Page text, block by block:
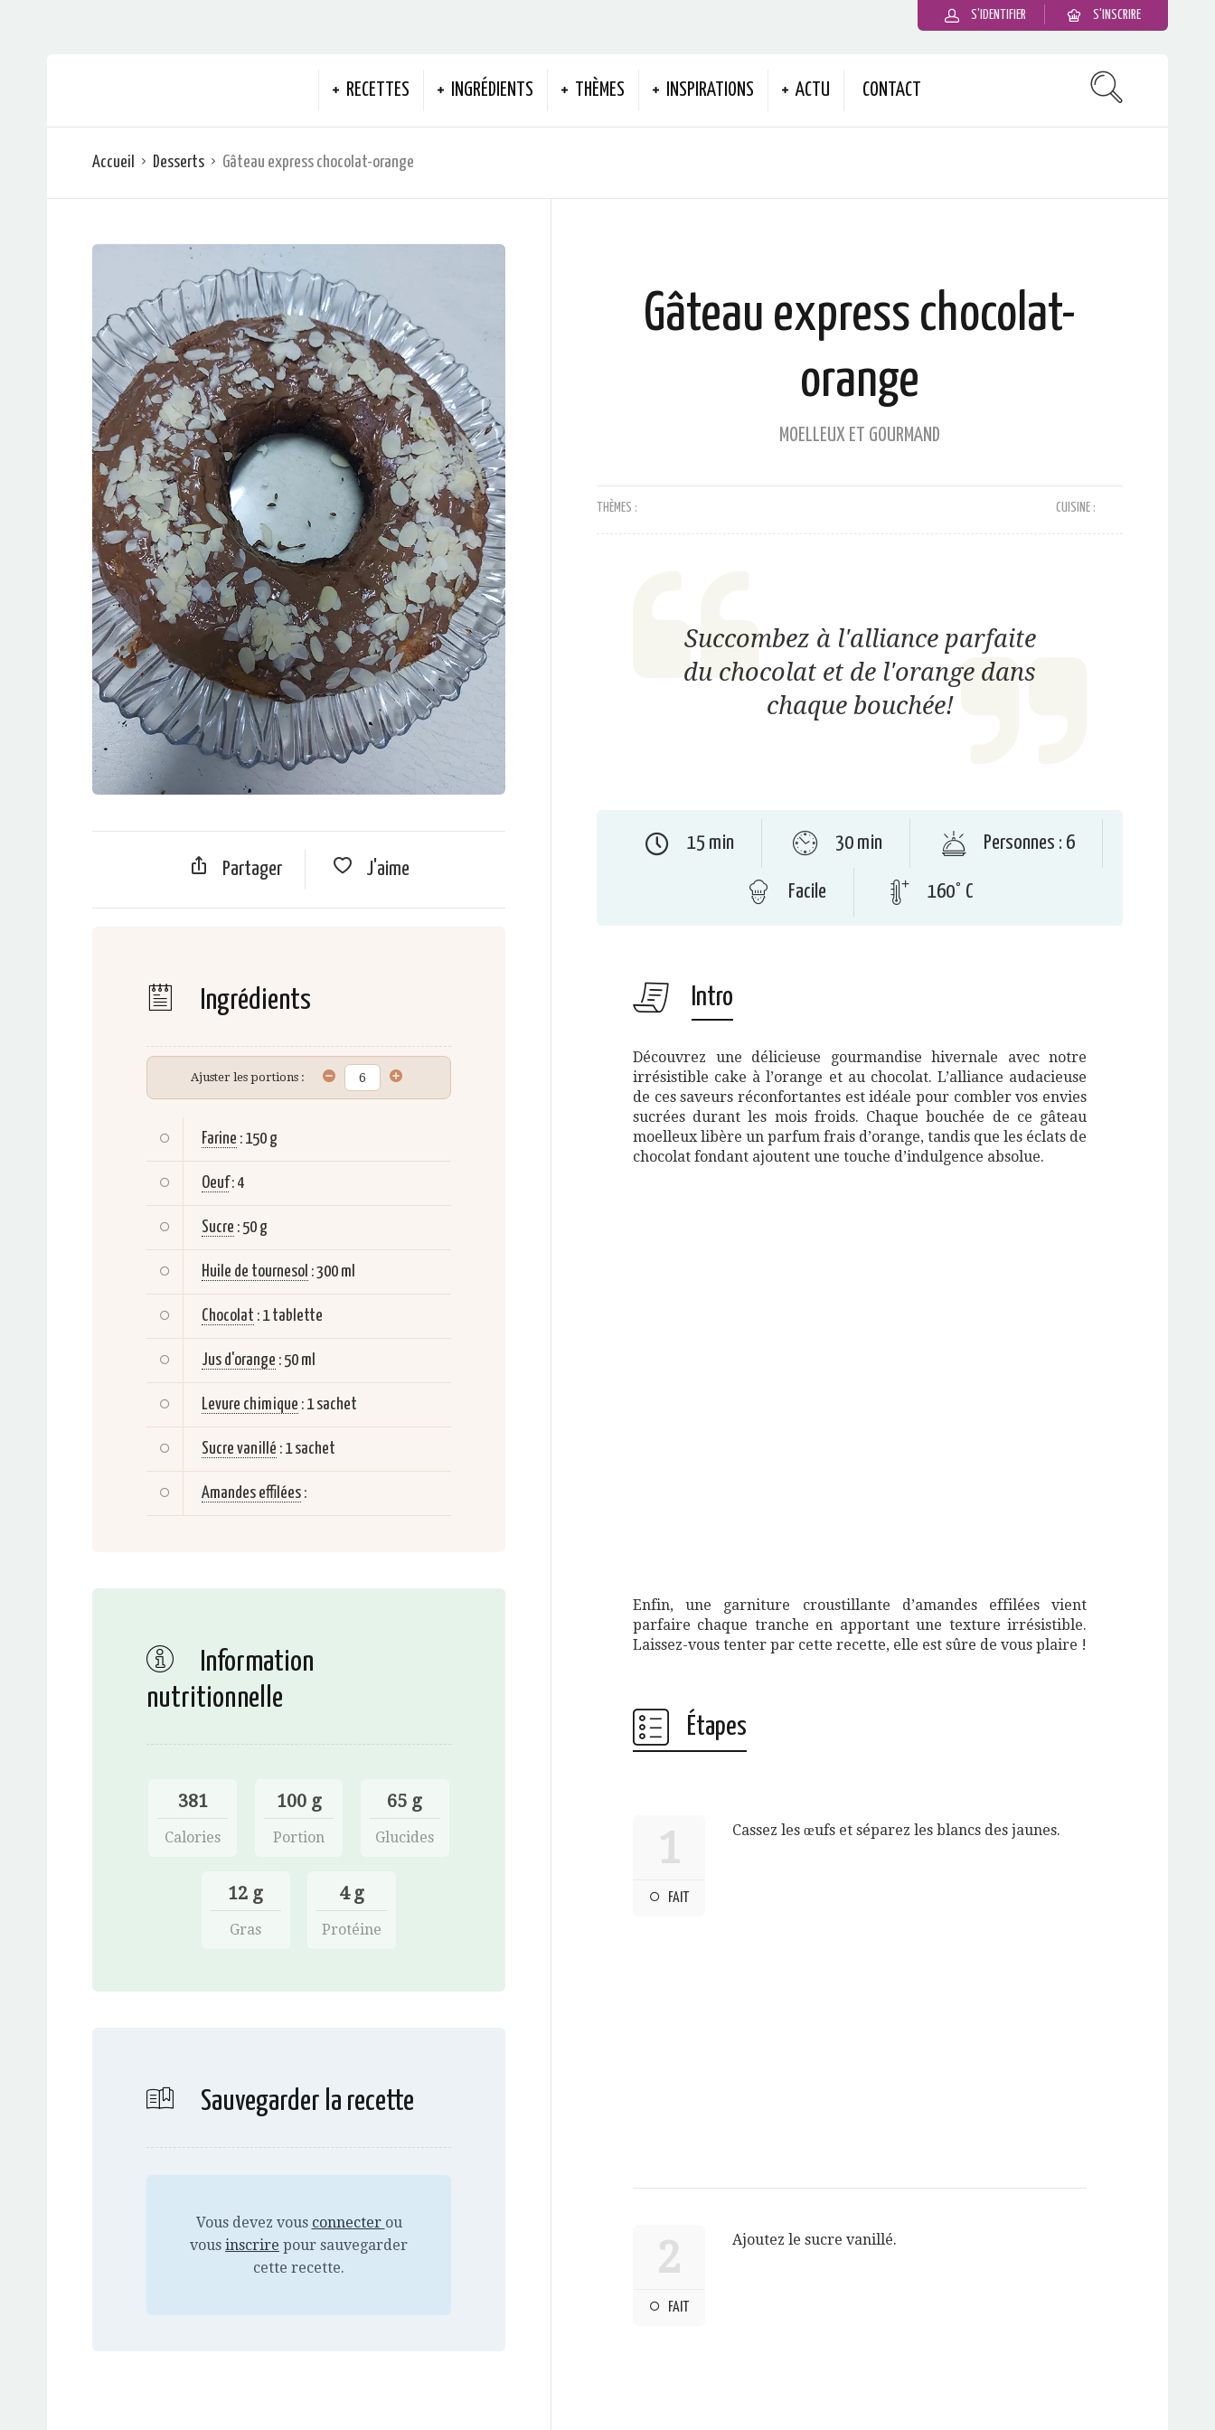
S'IDENTIFIER S'INSCRIRE
RECETTES INGRÉDIENTS THÈMES INSPIRATIONS ACTU CONTACT
Accueil Desserts Gâteau express chocolat-orange
Partager J'aime
Ingrédients
Ajuster les portions :
Farine : 150 g
Oeuf : 4
Sucre : 50 g
Huile de tournesol :300 ml
Chocolat : 1 tablette
Jus d'orange : 50 ml
Levure chimique : 1 sachet
Sucre vanillé : 1 sachet
Amandes effilées :
Information
nutritionnelle
381
Calories
100 g
Portion
65 g
Glucides
12 g
Gras
4 g
Protéine
Sauvegarder la recette
Vous devez vous connecter ou
vous inscrire pour sauvegarder
cette recette.
Gâteau express chocolat-
orange
MOELLEUX ET GOURMAND
THÈMES : CUISINE :
Succombez à l'alliance parfaite
du chocolat et de l'orange dans
chaque bouchée!
15 min 30 min Personnes : 6
Facile 160° C
Intro
Découvrez une délicieuse gourmandise hivernale avec notre
irrésistible cake à l’orange et au chocolat. L’alliance audacieuse
de ces saveurs réconfortantes est idéale pour combler vos envies
sucrées durant les mois froids. Chaque bouchée de ce gâteau
moelleux libère un parfum frais d’orange, tandis que les éclats de
chocolat fondant ajoutent une touche d’indulgence absolue.
Enfin, une garniture croustillante d’amandes effilées vient
parfaire chaque tranche en apportant une texture irrésistible.
Laissez-vous tenter par cette recette, elle est sûre de vous plaire !
Étapes
1
FAIT
Cassez les œufs et séparez les blancs des jaunes.
2
FAIT
Ajoutez le sucre vanillé.